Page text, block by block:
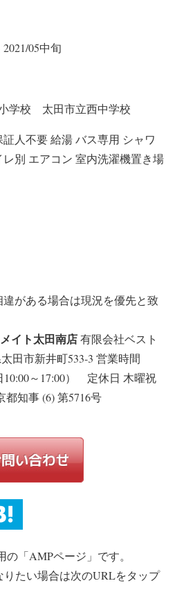
05中旬
学校 太田市立西中学校
人不要 給湯 バス専用 シャワ
別 エアコン 室内洗濯機置き場
がある場合は現況を優先と致
イト太田南店有限会社ベスト
田市新井町533-3 営業時間
10:00～17:00） 定休日 木曜祝
都知事 (6) 第5716号
「AMPページ」です。
たい場合は次のURLをタップ